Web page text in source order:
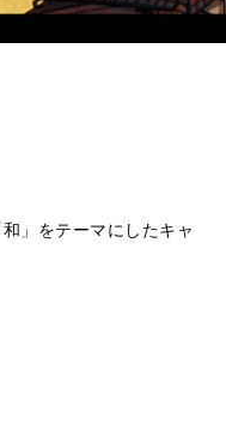
」をテーマにしたキャ